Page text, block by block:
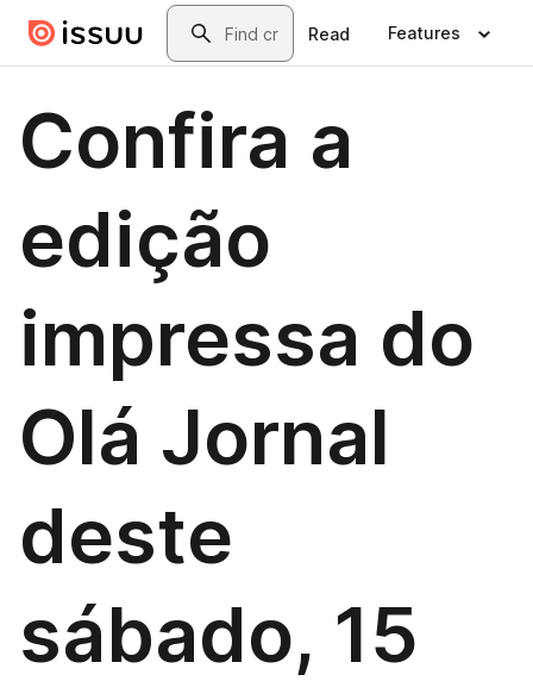
Skip to main contentSearch
Read Features
Confira a
edição
impressa do
Olá Jornal
deste
sábado, 15